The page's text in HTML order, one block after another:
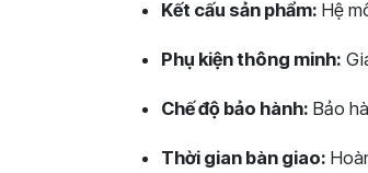
Kết cấu sản phẩm: Hệ
Phụ kiện thông minh:
Chế độ bảo hành: Bảo
Thời gian bàn giao: